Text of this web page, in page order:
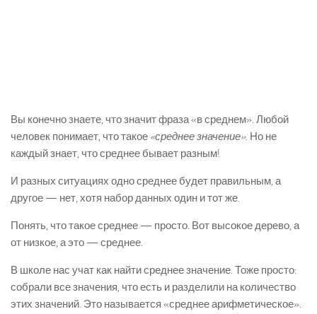
Вы конечно знаете, что значит фраза «в среднем». Любой
человек понимает, что такое «среднее значение». Но не
каждый знает, что среднее бывает разным!
И разных ситуациях одно среднее будет правильным, а
другое — нет, хотя набор данных один и тот же.
Понять, что такое среднее — просто. Вот высокое дерево, а
от низкое, а это — среднее.
В школе нас учат как найти среднее значение. Тоже просто:
собрали все значения, что есть и разделили на количество
этих значений. Это называется «среднее арифметическое».